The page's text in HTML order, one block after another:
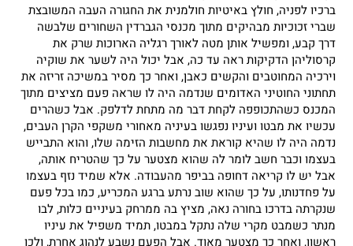
ברכיו לפניה, חולץ באיטיות חולמנית את החגורה העבה המשובצת
שברי זכוכיות מבהיקים מתוך מכנסי הגברדין השחורים שלבשה
דרך קבע, ומפשיל אותן מטה לאורך רגליה הארוכות שרק את
קרסוליהן הדקיקות ראה עד כה, אבל יכול היה לשער את שוקיה
וירכיה המחוטבים והקשים כאבן, ואחר כך מסיר במשיכה זריזה את
תחתוני החוטיני האדומים שנדמה היה לו שראה פעם מציצים מתוך
המכנס כשהתכופפה לקחת דבר מה מתחת לדלפק. אבל כשהרים
עכשיו את מבטו ועיניו נפגשו בעיניה מאחורי משקפי הקרן העבים,
נדמה היה לו שהיא קוראת את מחשבות הזימה שלו, והוא התבייש
בעצמו וכבר חשב לומר לה שהוא מצטער על כך שהטריח אותה,
אבל יש לו קריאה דחופה בביפר מהעבודה. אלא שמיד נזף בעצמו
על פחדנותו, על כך שהוא שוב נרתע ברגע המכריע, כמו בכל פעם
שנקרתה בדרכו בחורה נאה, מציץ בה ממרחק בעיניים כלות, לבו
מנתר כשמבט מקרי שלה נתקל במבטו, תמיד משפיל את עיניו
ראשון, ואחר כך מצטער מאוד. אבל הפעם נשבע לנהוג אחרת, ולכן